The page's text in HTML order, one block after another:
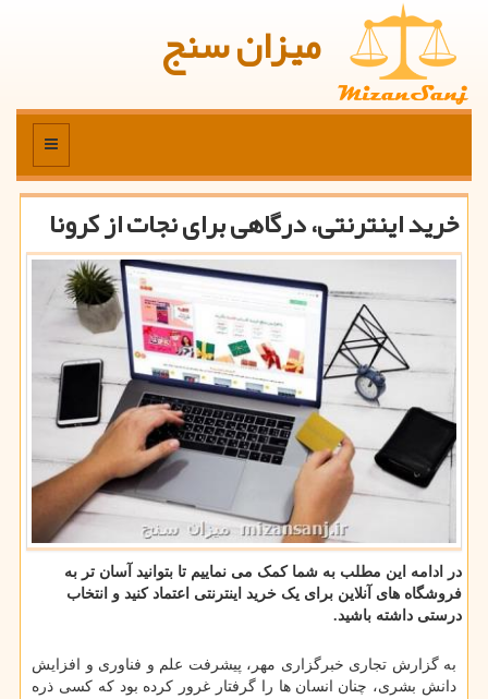
میزان سنج
منو
خرید اینترنتی، درگاهی برای نجات از كرونا
در ادامه این مطلب به شما کمک می نماییم تا بتوانید آسان تر به
فروشگاه های آنلاین برای یک خرید اینترنتی اعتماد کنید و انتخاب
درستی داشته باشید.
به گزارش تجاری خبرگزاری مهر، پیشرفت علم و فناوری و افزایش
دانش بشری، چنان انسان ها را گرفتار غرور کرده بود که کسی ذره